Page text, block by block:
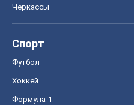
Черкассы
Спорт
Футбол
Хоккей
Формула-1